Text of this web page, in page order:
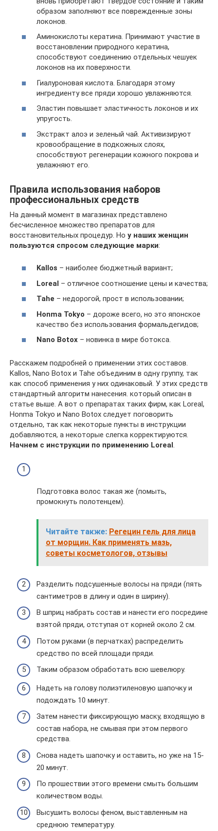
образом заполняют все поврежденные зоны
локонов.
Аминокислоты кератина. Принимают участие в
восстановлении природного кератина,
способствуют соединению отдельных чешуек
локонов на их поверхности.
Гиалуроновая кислота. Благодаря этому
ингредиенту все пряди хорошо увлажняются.
Эластин повышает эластичность локонов и их
упругость.
Экстракт алоэ и зеленый чай. Активизируют
кровообращение в подкожных слоях,
способствуют регенерации кожного покрова и
увлажняют его.
Правила использования наборов
профессиональных средств
На данный момент в магазинах представлено
бесчисленное множество препаратов для
восстановительных процедур. Но у наших женщин
пользуются спросом следующие марки:
Kallos – наиболее бюджетный вариант;
Loreal – отличное соотношение цены и качества;
Tahe – недорогой, прост в использовании;
Honma Tokyo – дороже всего, но это японское
качество без использования формальдегидов;
Nano Botox – новинка в мире ботокса.
Расскажем подробней о применении этих составов.
Kallos, Nano Botox и Tahe объединим в одну группу, так
как способ применения у них одинаковый. У этих средств
стандартный алгоритм нанесения. который описан в
статье выше. А вот о препаратах таких фирм, как Loreal,
Honma Tokyo и Nano Botox следует поговорить
отдельно, так как некоторые пункты в инструкции
добавляются, а некоторые слегка корректируются.
Начнем с инструкции по применению Loreal.
Подготовка волос такая же (помыть,
промокнуть полотенцем).
Читайте также: Регецин гель для лица
от морщин. Как применять мазь,
советы косметологов, отзывы
Разделить подсушенные волосы на пряди (пять
сантиметров в длину и один в ширину).
В шприц набрать состав и нанести его посредине
взятой пряди, отступая от корней около 2 см.
Потом руками (в перчатках) распределить
средство по всей площади пряди.
Таким образом обработать всю шевелюру.
Надеть на голову полиэтиленовую шапочку и
подождать 10 минут.
Затем нанести фиксирующую маску, входящую в
состав набора, не смывая при этом первого
средства.
Снова надеть шапочку и оставить, но уже на 15-
20 минут.
По прошествии этого времени смыть большим
количеством воды.
Высушить волосы феном, выставленным на
среднюю температуру.